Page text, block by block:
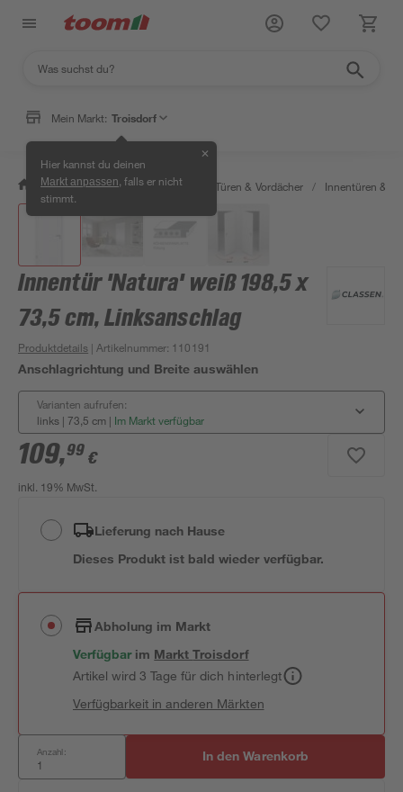
Mein Markt: Troisdorf
Hier kannst du deinen
Markt anpassen , falls er nicht
stimmt.
✕
/ Bauen & Renovieren / Fenster, Türen & Vordächer / Innentüren &
Innentür 'Natura' weiß 198,5 x
73,5 cm, Linksanschlag
Produktdetails | Artikelnummer: 110191
Anschlagrichtung und Breite auswählen
Varianten aufrufen:
links | 73,5 cm | Im Markt verfügbar
109,99 €
inkl. 19% MwSt.
Lieferung nach Hause
Dieses Produkt ist bald wieder verfügbar.
Abholung im Markt
Verfügbar im MarktTroisdorf
Artikel wird 3 Tage für dich hinterlegt
Verfügbarkeit in anderen Märkten
Anzahl: In den Warenkorb